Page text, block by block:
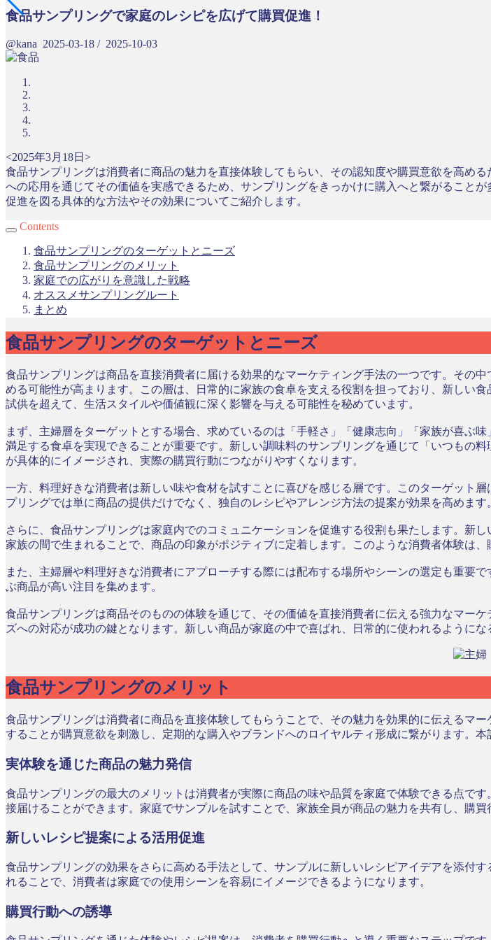
食品サンプリングで家庭のレシピを広げて購買促進！
@kana 2025-03-18 / 2025-10-03
<2025年3月18日>
食品サンプリングは消費者に商品の魅力を直接体験してもらい、その認知度や購買意欲を高め
への応用を通じてその価値を実感できるため、サンプリングをきっかけに購入へと繋がること
促進を図る具体的な方法やその効果についてご紹介します。
Contents
食品サンプリングのターゲットとニーズ
食品サンプリングのメリット
家庭での広がりを意識した戦略
オススメサンプリングルート
まとめ
食品サンプリングのターゲットとニーズ
食品サンプリングは商品を直接消費者に届ける効果的なマーケティング手法の一つです。その
める可能性が高まります。この層は、日常的に家族の食卓を支える役割を担っており、新しい
試供を超えて、生活スタイルや価値観に深く影響を与える可能性を秘めています。
まず、主婦層をターゲットとする場合、求めているのは「手軽さ」「健康志向」「家族が喜ぶ
満足する食卓を実現できることが重要です。新しい調味料のサンプリングを通じて「いつもの
が具体的にイメージされ、実際の購買行動につながりやすくなります。
一方、料理好きな消費者は新しい味や食材を試すことに喜びを感じる層です。このターゲット
プリングでは単に商品の提供だけでなく、独自のレシピやアレンジ方法の提案が効果を高めます
さらに、食品サンプリングは家庭内でのコミュニケーションを促進する役割も果たします。新
家族の間で生まれることで、商品の印象がポジティブに定着します。このような消費者体験は
また、主婦層や料理好きな消費者にアプローチする際には配布する場所やシーンの選定も重要
ぶ商品が高い注目を集めます。
食品サンプリングは商品そのものの体験を通じて、その価値を直接消費者に伝える強力なマー
ズへの対応が成功の鍵となります。新しい商品が家庭の中で喜ばれ、日常的に使われるように
食品サンプリングのメリット
食品サンプリングは消費者に商品を直接体験してもらうことで、その魅力を効果的に伝えるマ
することが購買意欲を刺激し、定期的な購入やブランドへのロイヤルティ形成に繋がります。
実体験を通じた商品の魅力発信
食品サンプリングの最大のメリットは消費者が実際に商品の味や品質を家庭で体験できる点で
接届けることができます。家庭でサンプルを試すことで、家族全員が商品の魅力を共有し、購買
新しいレシピ提案による活用促進
食品サンプリングの効果をさらに高める手法として、サンプルに新しいレシピアイデアを添付
れることで、消費者は家庭での使用シーンを容易にイメージできるようになります。
購買行動への誘導